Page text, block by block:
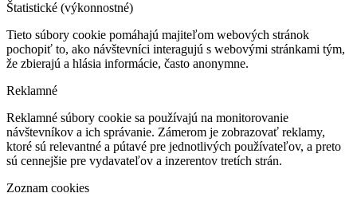
Štatistické (výkonnostné)
Tieto súbory cookie pomáhajú majiteľom webových stránok
pochopiť to, ako návštevníci interagujú s webovými stránkami tým,
že zbierajú a hlásia informácie, často anonymne.
Reklamné
Reklamné súbory cookie sa používajú na monitorovanie
návštevníkov a ich správanie. Zámerom je zobrazovať reklamy,
ktoré sú relevantné a pútavé pre jednotlivých používateľov, a preto
sú cennejšie pre vydavateľov a inzerentov tretích strán.
Zoznam cookies